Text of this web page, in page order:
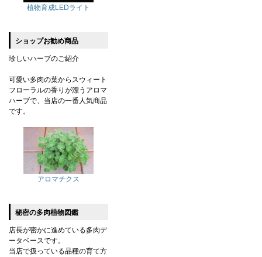
植物育成LEDライト
ショップお勧め商品
珍しいハーブのご紹介
可愛い多肉の葉からスウィート
フローラルの香りが漂うアロマ
ハーブで、当店の一番人気商品
です。
アロマチクス
秘密の多肉植物図鑑
店長が密かに進めている多肉デ
ータベースです。
当店で扱っている品種の育て方